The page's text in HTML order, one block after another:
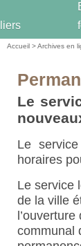
Accueil >Archives en
Le
Le
horaires
Le service
de la ville
communal